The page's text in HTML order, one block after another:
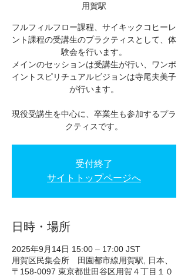
用賀駅
フルフィルフロー課程、サイキックコヒーレ
ント課程の受講生のプラクティスとして、体
験会を行います。
メインのセッションは受講生が行い、ワンポ
イントスピリチュアルビジョンは寺尾夫美子
が行います。
現役受講生を中心に、卒業生も参加するプラ
クティスです。
受付終了
サイトトップページへ
日時・場所
2025年9月14日 15:00 – 17:00 JST
用賀区民集会所 田園都市線用賀駅, 日本、
〒158-0097 東京都世田谷区用賀４丁目１０